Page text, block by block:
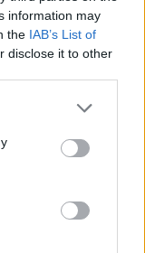
information may
the IAB’s List of
disclose it to other
or more Google
You may click to
party tags to
in below Google
della salute,
partecipando
ma educa e
è spesso
di noi’ si